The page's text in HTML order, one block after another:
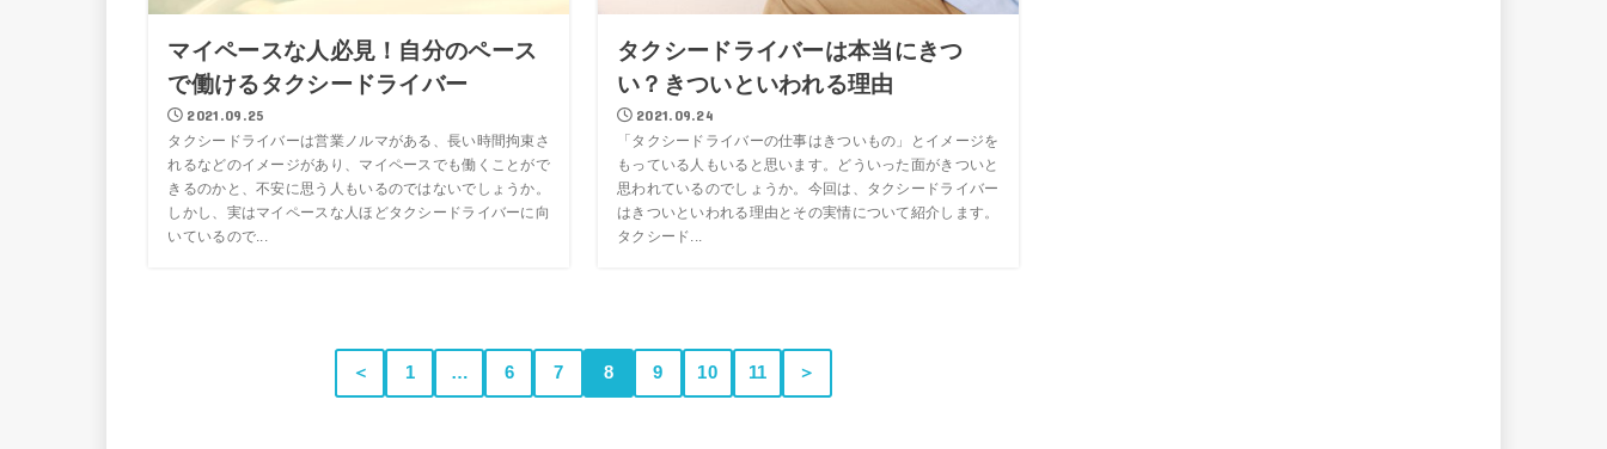
マイペースな人必見！自分のペース
で働けるタクシードライバー
2021.09.25
タクシードライバーは営業ノルマがある、長い時間拘束さ
れるなどのイメージがあり、マイペースでも働くことがで
きるのかと、不安に思う人もいるのではないでしょうか。
しかし、実はマイペースな人ほどタクシードライバーに向
いているので...
タクシードライバーは本当にきつ
い？きついといわれる理由
2021.09.24
「タクシードライバーの仕事はきついもの」とイメージを
もっている人もいると思います。どういった面がきついと
思われているのでしょうか。今回は、タクシードライバー
はきついといわれる理由とその実情について紹介します。
タクシード...
＜ 1 … 6 7 8 9 10 11 ＞